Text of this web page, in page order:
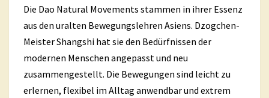
Die Dao Natural Movements stammen in ihrer Essenz
aus den uralten Bewegungslehren Asiens. Dzogchen-
Meister Shangshi hat sie den Bedürfnissen der
modernen Menschen angepasst und neu
zusammengestellt. Die Bewegungen sind leicht zu
erlernen, flexibel im Alltag anwendbar und extrem